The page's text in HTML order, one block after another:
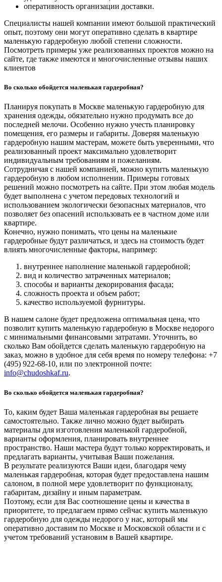
оперативность организации доставки.
Специалисты нашей компании имеют большой практический
опыт, поэтому они могут оперативно сделать в квартире
маленькую гардеробную любой степени сложности.
Посмотреть примеры уже реализованных проектов можно на
сайте, где также имеются и многочисленные отзывы наших
клиентов
Во сколько обойдется маленькая гардеробная?
Планируя покупать в Москве маленькую гардеробную для
хранения одежды, обязательно нужно продумать все до
последней мелочи. Особенно нужно учесть планировку
помещения, его размеры и габариты. Доверяя маленькую
гардеробную нашим мастерам, можете быть уверенными, что
реализованный проект максимально удовлетворит
индивидуальным требованиям и пожеланиям.
Сотрудничая с нашей компанией, можно купить маленькую
гардеробную в любом исполнении. Примеры готовых
решений можно посмотреть на сайте. При этом любая модель
будет выполнена с учетом передовых технологий и
использованием экологически безопасных материалов, что
позволяет без опасений использовать ее в частном доме или
квартире.
Конечно, нужно понимать, что цены на маленькие
гардеробные будут различаться, и здесь на стоимость будет
влиять многочисленные факторы, например:
внутреннее наполнение маленькой гардеробной;
вид и количество затраченных материалов;
способы и варианты декорирования фасада;
сложность проекта и объем работ;
качество используемой фурнитуры.
В нашем салоне будет предложена оптимальная цена, что
позволит купить маленькую гардеробную в Москве недорого
с минимальными финансовыми затратами. Уточнить, во
сколько Вам обойдется сделать маленькую гардеробную на
заказ, можно в удобное для себя время по номеру телефона: +7
(495) 922-68-10, или по электронной почте:
info@chudoshkaf.ru.
Во сколько обойдется маленькая гардеробная?
То, каким будет Ваша маленькая гардеробная вы решаете
самостоятельно. Также лично можно будет выбирать
материалы для изготовления маленькой гардеробной,
варианты оформления, планировать внутреннее
пространство. Наши мастера будут только корректировать, и
предлагать варианты, учитывая Ваши пожелания.
В результате реализуются Ваши идеи, благодаря чему
маленькая гардеробная, которая будет предоставлена нашим
салоном, в полной мере удовлетворит по функционалу,
габаритам, дизайну и иным параметрам.
Поэтому, если для Вас соотношение цены и качества в
приоритете, то предлагаем прямо сейчас купить маленькую
гардеробную для одежды недорого у нас, который мы
оперативно доставим по Москве и Московской области и с
учетом требований установим в Вашей квартире.